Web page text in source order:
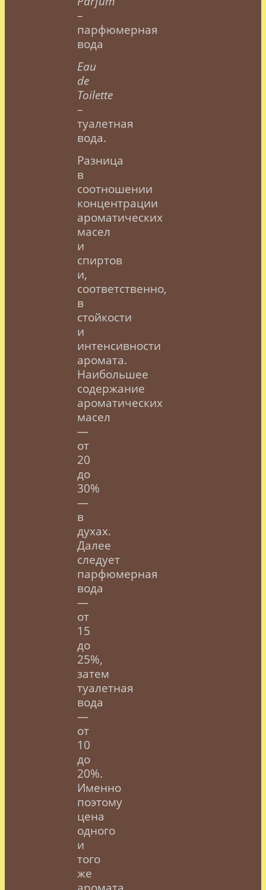
–
парфюмерная
вода
Eau
de
Toilette
–
туалетная
вода.
Разница
в
соотношении
концентрации
ароматических
масел
и
спиртов
и,
соответственно,
в
стойкости
и
интенсивности
аромата.
Наибольшее
содержание
ароматических
масел
—
от
20
до
30%
—
в
духах.
Далее
следует
парфюмерная
вода
—
от
15
до
25%,
затем
туалетная
вода
—
от
10
до
20%.
Именно
поэтому
цена
одного
и
того
же